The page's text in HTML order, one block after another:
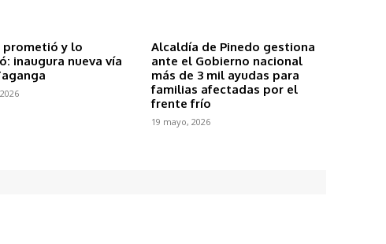
prometió y lo
inaugura nueva vía
Alcaldía de Pinedo gestiona
ante el Gobierno nacional
más de 3 mil ayudas para
familias afectadas por el
frente frío
19 mayo, 2026